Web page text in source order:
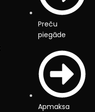
Preču
piegāde
Apmaksa